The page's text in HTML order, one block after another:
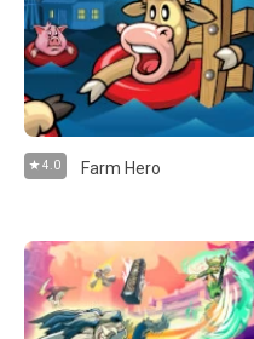
4.0 Farm Hero